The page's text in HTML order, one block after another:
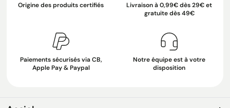
Origine des produits certifiés
Livraison à 0,99€ dès 29€ et
gratuite dès 49€
Paiements sécurisés via CB,
Apple Pay & Paypal
Notre équipe est à votre
disposition